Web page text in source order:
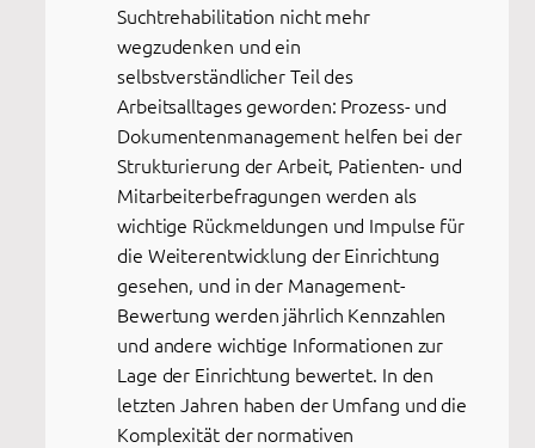
Suchtrehabilitation nicht mehr
wegzudenken und ein
selbstverständlicher Teil des
Arbeitsalltages geworden: Prozess- und
Dokumentenmanagement helfen bei der
Strukturierung der Arbeit, Patienten- und
Mitarbeiterbefragungen werden als
wichtige Rückmeldungen und Impulse für
die Weiterentwicklung der Einrichtung
gesehen, und in der Management-
Bewertung werden jährlich Kennzahlen
und andere wichtige Informationen zur
Lage der Einrichtung bewertet. In den
letzten Jahren haben der Umfang und die
Komplexität der normativen